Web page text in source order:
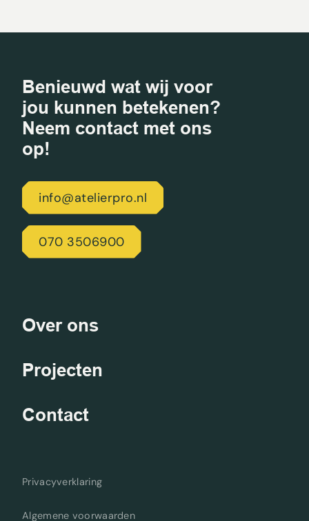
Benieuwd wat wij voor
jou kunnen betekenen?
Neem contact met ons
op!
info@atelierpro.nl
070 3506900
Over ons
Projecten
Contact
Privacyverklaring
Algemene voorwaarden